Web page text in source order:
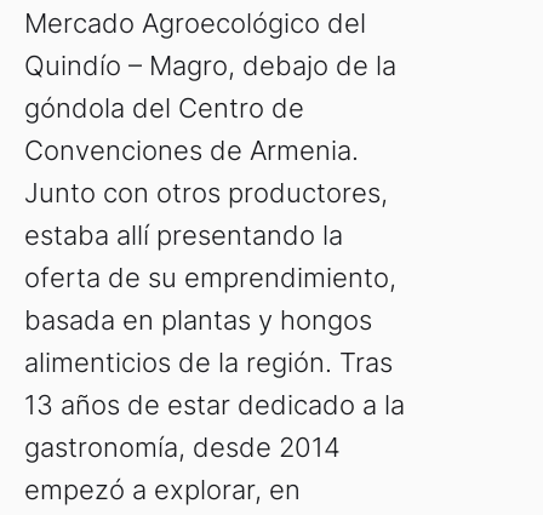
Mercado Agroecológico del
Quindío – Magro, debajo de la
góndola del Centro de
Convenciones de Armenia.
Junto con otros productores,
estaba allí presentando la
oferta de su emprendimiento,
basada en plantas y hongos
alimenticios de la región. Tras
13 años de estar dedicado a la
gastronomía, desde 2014
empezó a explorar, en